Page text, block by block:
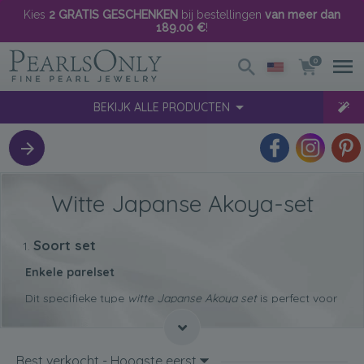
Kies 2 GRATIS GESCHENKEN bij bestellingen van meer dan
189.00 €!
0
BEKIJK ALLE PRODUCTEN
Witte Japanse Akoya-set
Soort set
Enkele parelset
Dit specifieke type witte Japanse Akoya setis perfect voor
nadruk gelegd op de schoonheid van de parel en wordt
koord.
Best verkocht - Hoogste eerst